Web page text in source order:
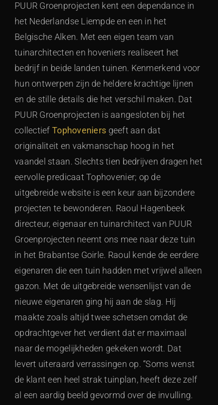
PUUR Groenprojecten kent een dependance in
het Nederlandse Liempde en een in het
Belgische Alken. Met een eigen team van
tuinarchitecten en hoveniers realiseert het
bedrijf in beide landen tuinen. Kenmerkend voor
hun ontwerpen zijn de heldere krachtige lijnen
en de stille details die het verschil maken. Dat
PUUR Groenprojecten is aangesloten bij het
collectief Tophoveniers geeft aan dat
originaliteit en vakmanschap hoog in het
vaandel staan. Slechts tien bedrijven dragen het
eervolle predicaat Tophovenier; op de
uitgebreide website is een keur aan bijzondere
projecten te bewonderen. Raoul Hagenbeek
directeur, eigenaar en tuinarchitect van PUUR
Groenprojecten neemt ons mee naar deze tuin
in het Brabantse Goirle. Raoul kende de eerdere
eigenaren die een tuin hadden met vrijwel alleen
gazon. Met de uitgebreide wensenlijst van de
nieuwe eigenaren ging hij aan de slag. Hij
maakte zoals altijd twee schetsen omdat de
opdrachtgever het verdient dat er maximaal
naar de mogelijkheden gekeken wordt. Dat
levert uiteraard verrassingen op. “Soms wenst
de klant een heel strak tuinplan, heeft deze zelf
al een aardig beeld gevormd over de invulling.